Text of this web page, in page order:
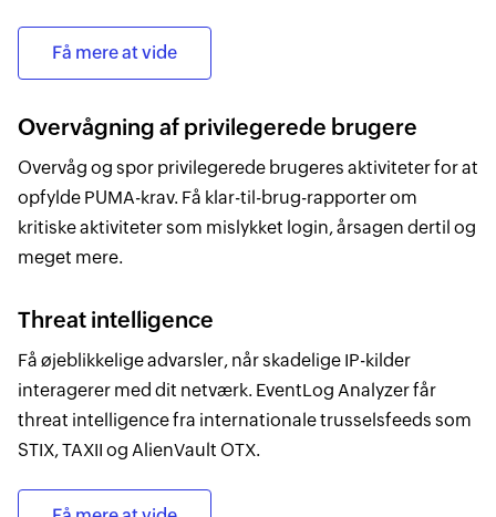
Få mere at vide
Overvågning af privilegerede brugere
Overvåg og spor privilegerede brugeres aktiviteter for at
opfylde PUMA-krav. Få klar-til-brug-rapporter om
kritiske aktiviteter som mislykket login, årsagen dertil og
meget mere.
Threat intelligence
Få øjeblikkelige advarsler, når skadelige IP-kilder
interagerer med dit netværk. EventLog Analyzer får
threat intelligence fra internationale trusselsfeeds som
STIX, TAXII og AlienVault OTX.